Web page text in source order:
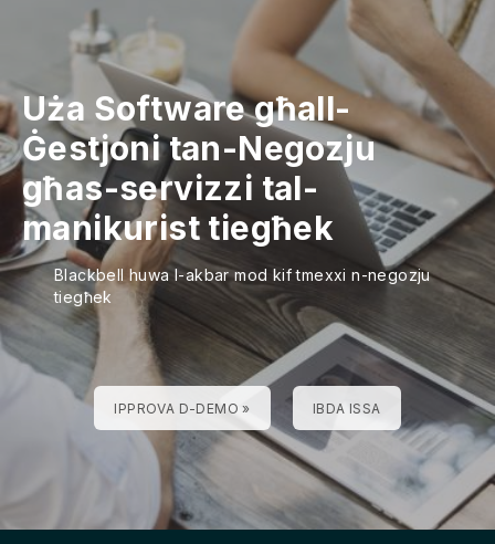
Uża Software għall-
Ġestjoni tan-Negozju
għas-servizzi tal-
manikurist tiegħek
Blackbell huwa l-akbar mod kif tmexxi n-negozju
tiegħek
IPPROVA D-DEMO » IBDA ISSA